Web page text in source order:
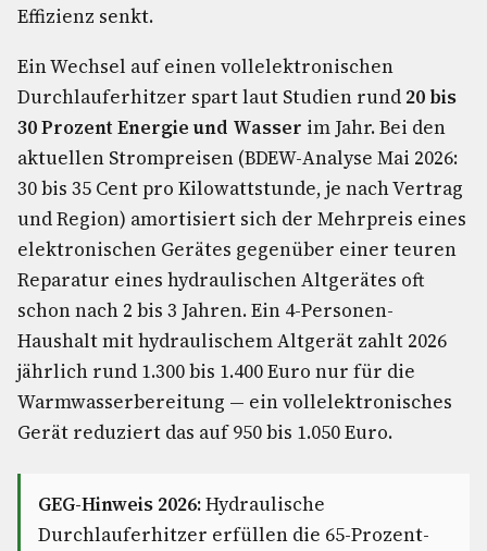
Effizienz senkt.
Ein Wechsel auf einen vollelektronischen
Durchlauferhitzer spart laut Studien rund 20 bis
30 Prozent Energie und Wasser im Jahr. Bei den
aktuellen Strompreisen (BDEW-Analyse Mai 2026:
30 bis 35 Cent pro Kilowattstunde, je nach Vertrag
und Region) amortisiert sich der Mehrpreis eines
elektronischen Gerätes gegenüber einer teuren
Reparatur eines hydraulischen Altgerätes oft
schon nach 2 bis 3 Jahren. Ein 4-Personen-
Haushalt mit hydraulischem Altgerät zahlt 2026
jährlich rund 1.300 bis 1.400 Euro nur für die
Warmwasserbereitung — ein vollelektronisches
Gerät reduziert das auf 950 bis 1.050 Euro.
GEG-Hinweis 2026:Hydraulische
Durchlauferhitzer erfüllen die 65-Prozent-